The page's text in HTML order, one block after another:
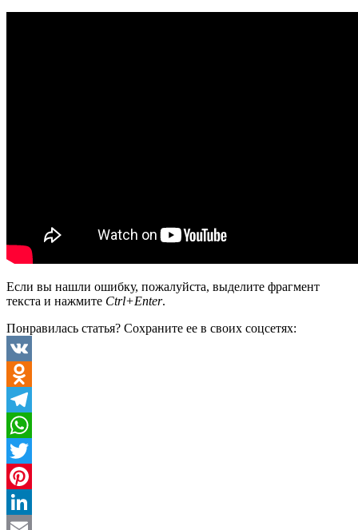
Если вы нашли ошибку, пожалуйста, выделите фрагмент
текста и нажмите Ctrl+Enter.
Понравилась статья? Сохраните ее в своих соцсетях:
VK
Odnoklassniki
Telegram
WhatsApp
Twitter
Pinterest
LinkedIn